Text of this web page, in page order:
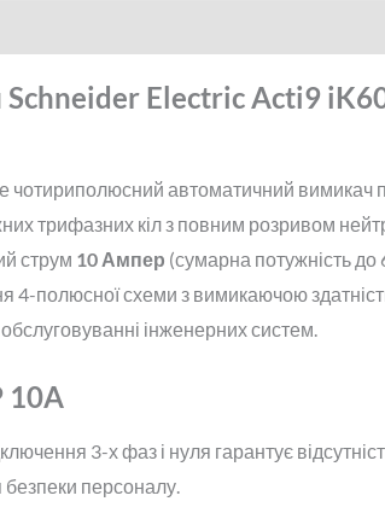
Electric Acti9
чотириполюсний автоматичний вимикач
трифазних кіл з повним розривом
струм 10 Ампер (сумарна потужність до
4-полюсної схеми з вимикаючою
інженерних систем.
10A
3-х фаз і нуля гарантує
персоналу.